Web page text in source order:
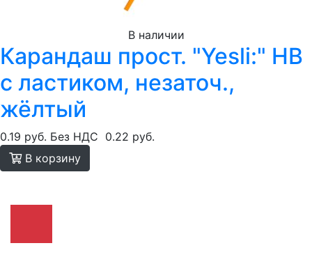
В наличии
Карандаш прост. "Yesli:" HB
c ластиком, незаточ.,
жёлтый
0.19 руб. Без НДС 0.22 руб.
В корзину